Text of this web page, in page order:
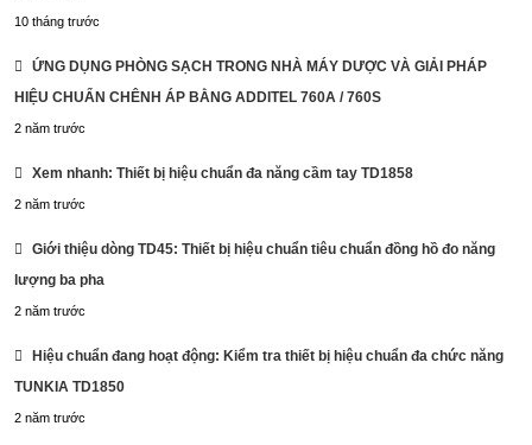
10 tháng trước
ỨNG DỤNG PHÒNG SẠCH TRONG NHÀ MÁY DƯỢC VÀ GIẢI PHÁP
HIỆU CHUẨN CHÊNH ÁP BẰNG ADDITEL 760A / 760S
2 năm trước
Xem nhanh: Thiết bị hiệu chuẩn đa năng cầm tay TD1858
2 năm trước
Giới thiệu dòng TD45: Thiết bị hiệu chuẩn tiêu chuẩn đồng hồ đo năng
lượng ba pha
2 năm trước
Hiệu chuẩn đang hoạt động: Kiểm tra thiết bị hiệu chuẩn đa chức năng
TUNKIA TD1850
2 năm trước